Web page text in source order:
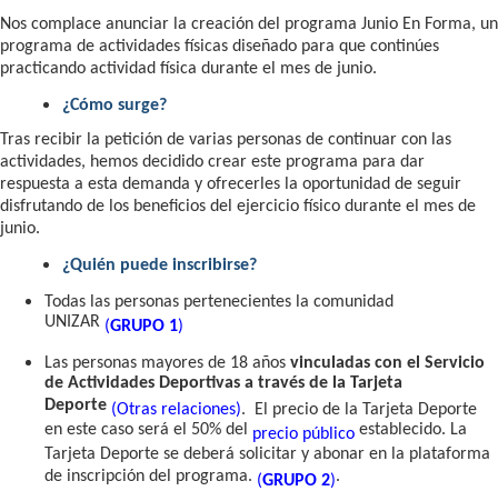
Nos complace anunciar la creación del programa Junio En Forma, un
programa de actividades físicas diseñado para que continúes
practicando actividad física durante el mes de junio.
¿Cómo surge?
Tras recibir la petición de varias personas de continuar con las
actividades, hemos decidido crear este programa para dar
respuesta a esta demanda y ofrecerles la oportunidad de seguir
disfrutando de los beneficios del ejercicio físico durante el mes de
junio.
¿Quién puede inscribirse?
Todas las personas pertenecientes la comunidad
UNIZAR (GRUPO 1)
Las personas mayores de 18 años vinculadas con el Servicio
de Actividades Deportivas a través de la Tarjeta
Deporte (Otras relaciones). El precio de la Tarjeta Deporte
en este caso será el 50% del precio público establecido. La
Tarjeta Deporte se deberá solicitar y abonar en la plataforma
de inscripción del programa. (GRUPO 2).